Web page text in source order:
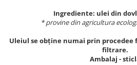
Ingrediente: ulei din
* provine din agricultura
Uleiul se obține numai prin procedee
filtrare.
Ambalaj -